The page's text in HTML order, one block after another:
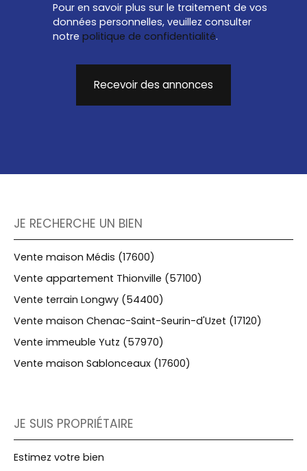
Pour en savoir plus sur le traitement de vos
données personnelles, veuillez consulter
notre politique de confidentialité.
Recevoir des annonces
JE RECHERCHE UN BIEN
Vente maison Médis (17600)
Vente appartement Thionville (57100)
Vente terrain Longwy (54400)
Vente maison Chenac-Saint-Seurin-d'Uzet (17120)
Vente immeuble Yutz (57970)
Vente maison Sablonceaux (17600)
JE SUIS PROPRIÉTAIRE
Estimez votre bien